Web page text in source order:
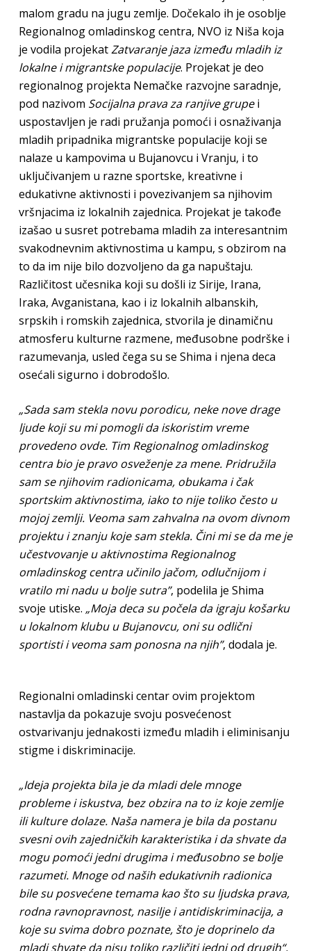
malom gradu na jugu zemlje. Dočekalo ih je osoblje
Regionalnog omladinskog centra, NVO iz Niša koja
je vodila projekatZatvaranje jaza između mladih iz
lokalne i migrantske populacije. Projekat je deo
regionalnog projekta Nemačke razvojne saradnje,
pod nazivom Socijalna prava za ranjive grupei
uspostavljen je radi pružanja pomoći i osnaživanja
mladih pripadnika migrantske populacije koji se
nalaze u kampovima u Bujanovcu i Vranju, i to
uključivanjem u razne sportske, kreativne i
edukativne aktivnosti i povezivanjem sa njihovim
vršnjacima iz lokalnih zajednica. Projekat je takođe
izašao u susret potrebama mladih za interesantnim
svakodnevnim aktivnostima u kampu, s obzirom na
to da im nije bilo dozvoljeno da ga napuštaju.
Različitost učesnika koji su došli iz Sirije, Irana,
Iraka, Avganistana, kao i iz lokalnih albanskih,
srpskih i romskih zajednica, stvorila je dinamičnu
atmosferu kulturne razmene, međusobne podrške i
razumevanja, usled čega su se Shima i njena deca
osećali sigurno i dobrodošlo.
„Sada sam stekla novu porodicu, neke nove drage
ljude koji su mi pomogli da iskoristim vreme
provedeno ovde. Tim Regionalnog omladinskog
centra bio je pravo osveženje za mene. Pridružila
sam se njihovim radionicama, obukama i čak
sportskim aktivnostima, iako to nije toliko često u
mojoj zemlji. Veoma sam zahvalna na ovom divnom
projektu i znanju koje sam stekla. Čini mi se da me je
učestvovanje u aktivnostima Regionalnog
omladinskog centra učinilo jačom, odlučnijom i
vratilo mi nadu u bolje sutra”, podelila je Shima
svoje utiske. „Moja deca su počela da igraju košarku
u lokalnom klubu u Bujanovcu, oni su odlični
sportisti i veoma sam ponosna na njih”, dodala je.
Regionalni omladinski centar ovim projektom
nastavlja da pokazuje svoju posvećenost
ostvarivanju jednakosti između mladih i eliminisanju
stigme i diskriminacije.
„Ideja projekta bila je da mladi dele mnoge
probleme i iskustva, bez obzira na to iz koje zemlje
ili kulture dolaze. Naša namera je bila da postanu
svesni ovih zajedničkih karakteristika i da shvate da
mogu pomoći jedni drugima i međusobno se bolje
razumeti. Mnoge od naših edukativnih radionica
bile su posvećene temama kao što su ljudska prava,
rodna ravnopravnost, nasilje i antidiskriminacija, a
koje su svima dobro poznate, što je doprinelo da
mladi shvate da nisu toliko različiti jedni od drugih“,